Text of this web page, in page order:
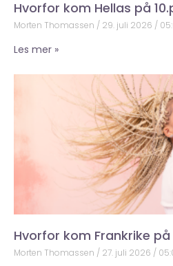
Hvorfor kom Hellas på
Morten Thomassen 29. juli 2026
Les mer »
Hvorfor kom Frankrike på
Morten Thomassen 27. juli 2026